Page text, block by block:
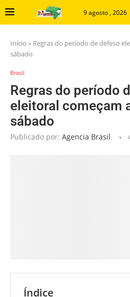
9 agosto , 2026
Início » Regras do período de defeso
sábado
Brasil
Regras do período
eleitoral começam
sábado
Publicado por: Agencia Brasil
Índice